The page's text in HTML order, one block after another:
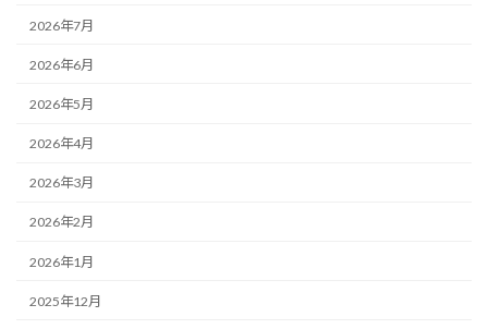
2026年7月
2026年6月
2026年5月
2026年4月
2026年3月
2026年2月
2026年1月
2025年12月